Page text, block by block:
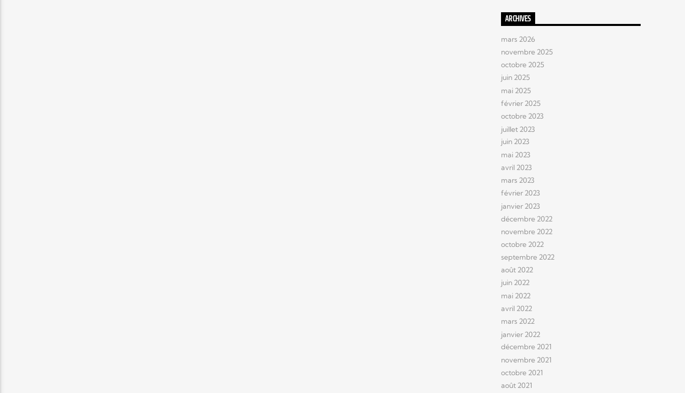
ARCHIVES
mars 2026
novembre 2025
octobre 2025
juin 2025
mai 2025
février 2025
octobre 2023
juillet 2023
juin 2023
mai 2023
avril 2023
mars 2023
février 2023
janvier 2023
décembre 2022
novembre 2022
octobre 2022
septembre 2022
août 2022
juin 2022
mai 2022
avril 2022
mars 2022
janvier 2022
décembre 2021
novembre 2021
octobre 2021
août 2021